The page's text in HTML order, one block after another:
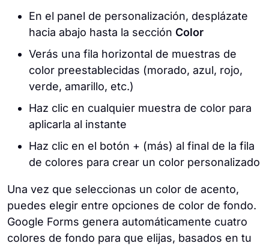
En el panel de personalización, desplázate
hacia abajo hasta la sección Color
Verás una fila horizontal de muestras de
color preestablecidas (morado, azul, rojo,
verde, amarillo, etc.)
Haz clic en cualquier muestra de color para
aplicarla al instante
Haz clic en el botón + (más) al final de la fila
de colores para crear un color personalizado
Una vez que seleccionas un color de acento,
puedes elegir entre opciones de color de fondo.
Google Forms genera automáticamente cuatro
colores de fondo para que elijas, basados en tu